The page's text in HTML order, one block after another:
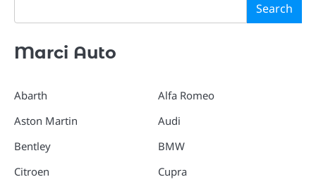
Search
Marci Auto
Abarth
Aston Martin
Bentley
Citroen
Alfa Romeo
Audi
BMW
Cupra